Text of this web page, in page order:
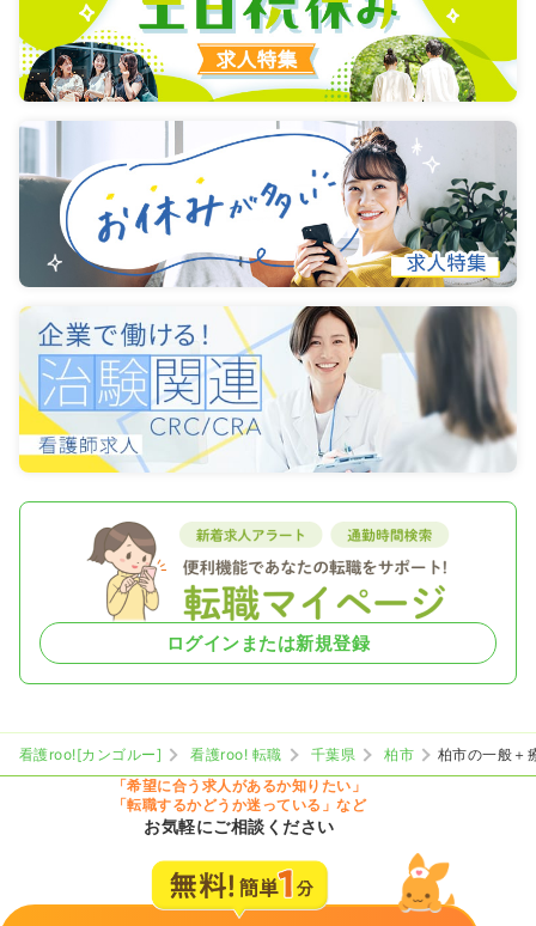
ログインまたは新規登録
看護roo![カンゴルー] 看護roo! 転職 千葉県 柏市
柏市の一般＋
「希望に合う求人があるか知りたい」
「転職するかどうか迷っている」など
お気軽にご相談ください